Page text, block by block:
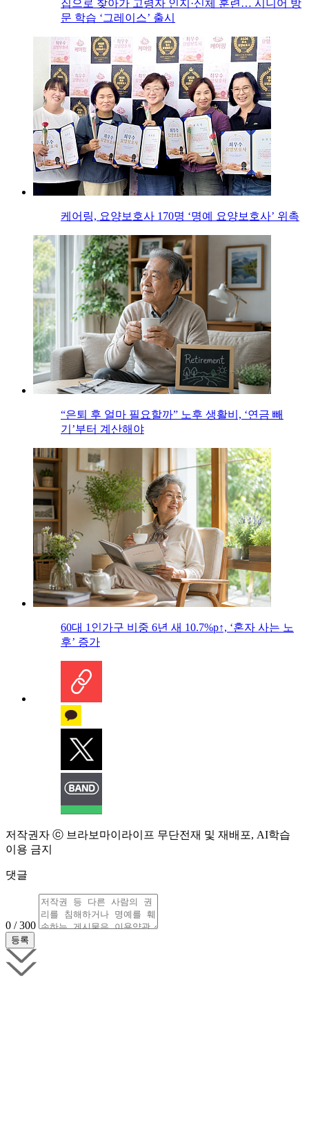
집으로 찾아가 고령자 인지·신체 훈련… 시니어 방
문 학습 ‘그레이스’ 출시
케어링, 요양보호사 170명 ‘명예 요양보호사’ 위촉
“은퇴 후 얼마 필요할까” 노후 생활비, ‘연금 빼
기’부터 계산해야
60대 1인가구 비중 6년 새 10.7%p↑, ‘혼자 사는 노
후’ 증가
저작권자 ⓒ 브라보마이라이프 무단전재 및 재배포, AI학습
이용 금지
댓글
0 / 300